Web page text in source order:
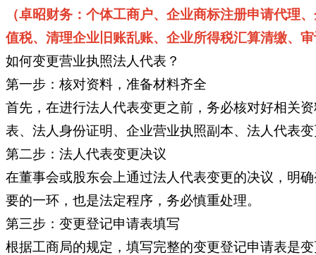
（卓昭财务：个体工商户、企业商标注册申请代理
值税、清理企业旧账乱账、企业所得税汇算清缴、
如何变更营业执照法人代表？
第一步：核对资料，准备材料齐全
首先，在进行法人代表变更之前，务必核对好相关
表、法人身份证明、企业营业执照副本、法人代表
第二步：法人代表变更决议
在董事会或股东会上通过法人代表变更的决议，明
要的一环，也是法定程序，务必慎重处理。
第三步：变更登记申请表填写
根据工商局的规定，填写完整的变更登记申请表是